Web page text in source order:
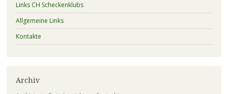
Links CH Scheckenklubs
Allgemeine Links
Kontakte
Archiv